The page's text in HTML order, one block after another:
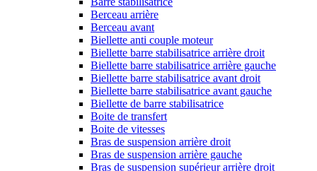
Berceau arrière
Berceau avant
Biellette anti couple moteur
Biellette barre stabilisatrice arrière droit
Biellette barre stabilisatrice arrière gauche
Biellette barre stabilisatrice avant droit
Biellette barre stabilisatrice avant gauche
Biellette de barre stabilisatrice
Boite de transfert
Boite de vitesses
Bras de suspension arrière droit
Bras de suspension arrière gauche
Bras de suspension supérieur arrière droit